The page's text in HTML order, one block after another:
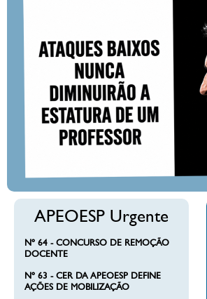
APEOESP Urgente
Nº 64 - CONCURSO DE REMOÇÃO
DOCENTE
Nº 63 - CER DA APEOESP DEFINE
AÇÕES DE MOBILIZAÇÃO